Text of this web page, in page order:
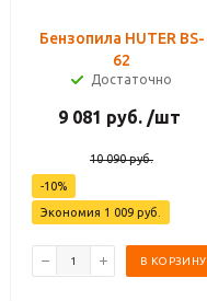
Бензопила HUTER BS-
62
Достаточно
9 081 руб. /шт
10 090руб.
-10%
Экономия 1 009 руб.
В КОРЗИНУ